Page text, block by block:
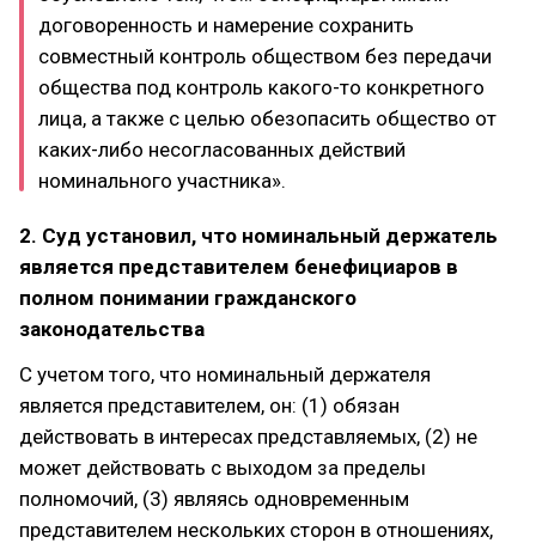
договоренность и намерение сохранить
совместный контроль обществом без передачи
общества под контроль какого-то конкретного
лица, а также с целью обезопасить общество от
каких-либо несогласованных действий
номинального участника».
2. Суд установил, что номинальный держатель
является представителем бенефициаров в
полном понимании гражданского
законодательства
С учетом того, что номинальный держателя
является представителем, он: (1) обязан
действовать в интересах представляемых, (2) не
может действовать с выходом за пределы
полномочий, (3) являясь одновременным
представителем нескольких сторон в отношениях,